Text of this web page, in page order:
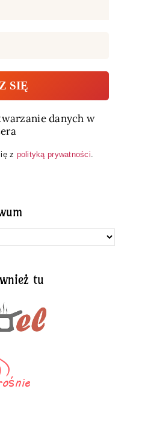
danych w
z polityką prywatności.
tu